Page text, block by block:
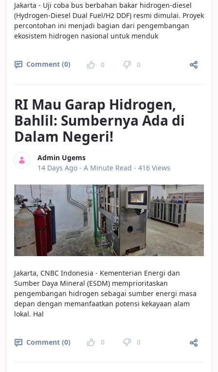
Jakarta - Uji coba bus berbahan bakar hidrogen-diesel
(Hydrogen-Diesel Dual Fuel/H2 DDF) resmi dimulai. Proyek
percontohan ini menjadi bagian dari pengembangan
ekosistem hidrogen nasional untuk menduk
Comment (0) 0 0
RI Mau Garap Hidrogen,
Bahlil: Sumbernya Ada di
Dalam Negeri!
Admin Ugems
Published Date
14 Days Ago - A Minute Read - 416 Views
Jakarta, CNBC Indonesia - Kementerian Energi dan
Sumber Daya Mineral (ESDM) memprioritaskan
pengembangan hidrogen sebagai sumber energi masa
depan dengan memanfaatkan potensi kekayaan alam
lokal. Hal
Comment (0) 0 0